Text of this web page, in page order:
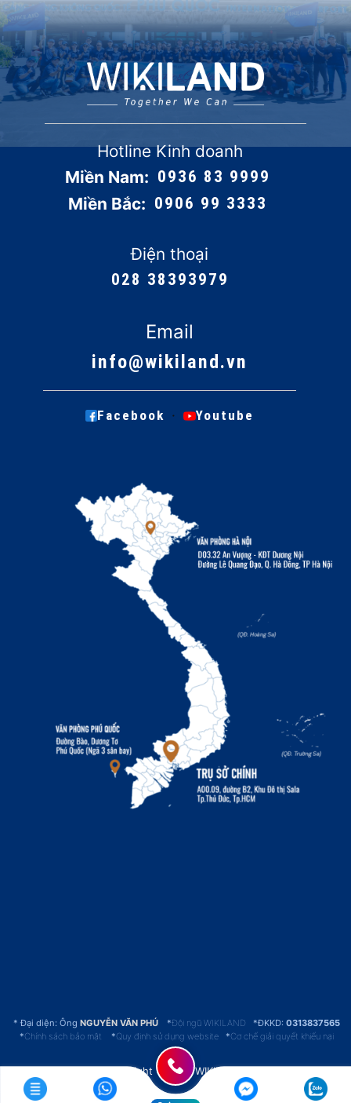
Hotline Kinh doanh
Miền Nam: 0936 83 9999
Miền Bắc: 0906 99 3333
Điện thoại
028 38393979
Email
info@wikiland.vn
Facebook · Youtube
Đại diện: Ông NGUYỄN VĂN PHÚ *Đội ngũ WIKILAND *ĐKKD: 0313837565
*Chính sách bảo mật *Quy định sử dụng website *Cơ chế giải quyết khiếu nại
Copyright © 2016 WIKILAND.